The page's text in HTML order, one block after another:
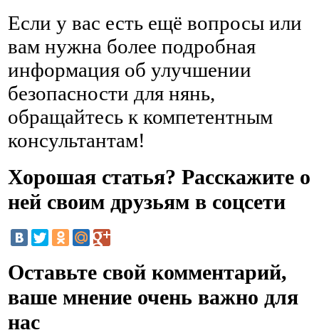
Если у вас есть ещё вопросы или
вам нужна более подробная
информация об улучшении
безопасности для нянь,
обращайтесь к компетентным
консультантам!
Хорошая статья? Расскажите о
ней своим друзьям в соцсети
Оставьте свой комментарий,
ваше мнение очень важно для
нас